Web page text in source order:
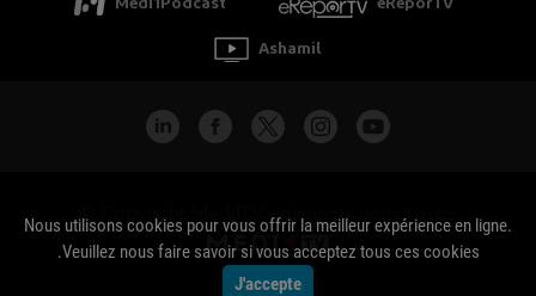
Medi1Podcast eReporTV
Ashamil
جميع الحقوق محفوظة - Copyright Medi1TV ©
Nous utilisons cookies pour vous offrir la meilleur expérience en ligne.
Veuillez nous faire savoir si vous acceptez tous ces cookies.
J'accepte